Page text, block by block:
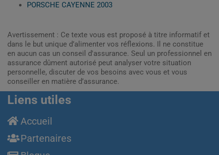
PORSCHE CAYENNE 2003
Avertissement : Ce texte vous est proposé à titre informatif et
dans le but unique d’alimenter vos réflexions. Il ne constitue
en aucun cas un conseil d'assurance. Seul un professionnel en
assurance dûment autorisé peut analyser votre situation
personnelle, discuter de vos besoins avec vous et vous
conseiller en matière d’assurance.
Liens utiles
Accueil
Partenaires